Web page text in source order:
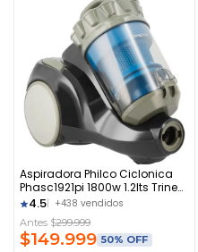
Aspiradora Philco Ciclonica
Phasc1921pi 1800w 1.2lts Trineo
Azul
4.5 +438 vendidos
Antes $299.999
$149.999 50% OFF